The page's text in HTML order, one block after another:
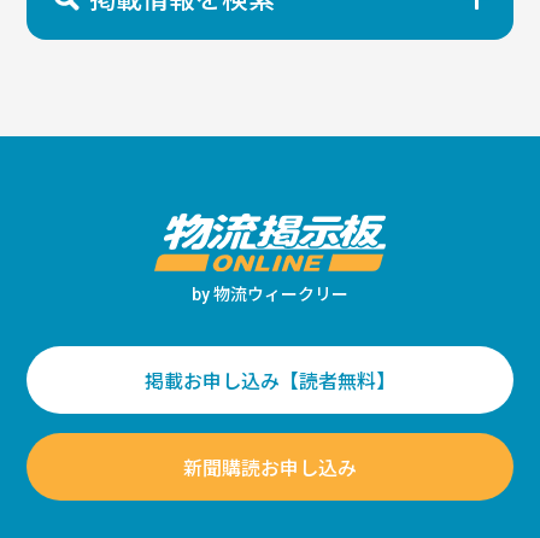
by物流ウィークリー
掲載お申し込み【読者無料】
新聞購読お申し込み